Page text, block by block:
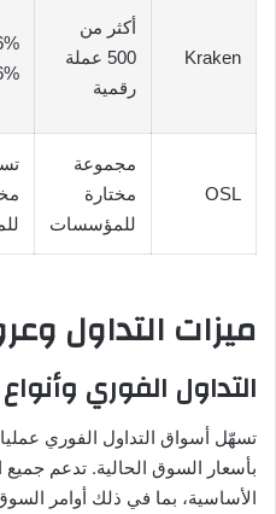
Kraken
أكثر من
500 عملة
رقمية
OSL
مجموعة
مختارة
للمؤسسات
ميزات التداول
التداول الفوري وأنواع
تسهّل أسواق التداول الفوري
بأسعار السوق الحالية. تدعم جميع
الأساسية، بما في ذلك أوامر